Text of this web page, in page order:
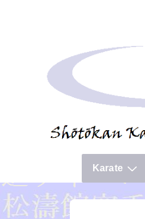
Hauptnavigation
Karate